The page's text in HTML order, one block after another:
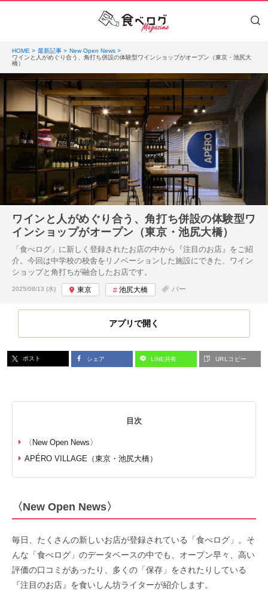
HOME 最新記事
New Open News
ワインと人がめぐり合う、角打ち併設の体験型ワインショップがオープン（東京・池尻大
橋）
ワインと人がめぐり合う、角打ち併設の体験型ワ
インショップがオープン（東京・池尻大橋）
「食べログ」に新しく登録されたお店の中から『注目のお店』をご紹
介。今回は中学校の校舎をリノベーションした施設にできた、ワイン
ショップと角打ちが融合したお店です。
投稿日:
2025/08/13 (水) 東京 池尻大橋 バー
アプリで開く
ポスト シェア LINE共有 URLコピー
目次
〈New Open News〉
APÉRO VILLAGE（東京・池尻大橋）
〈New Open News〉
毎日、たくさんの新しいお店が登録されている「食べログ」。そ
んな「食べログ」のデータベースの中でも、オープン早々、高い
評価の口コミがあったり、多くの「保存」をされたりしている
『注目のお店』を食いしん坊ライターが紹介します。